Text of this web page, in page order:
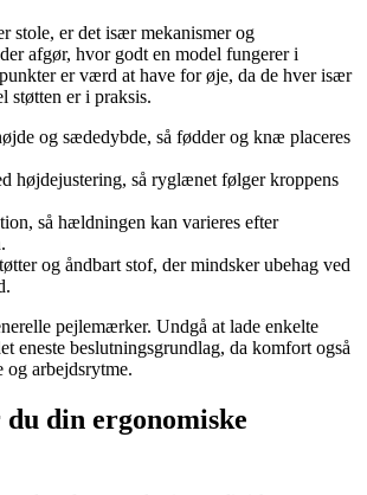
stole, er det især mekanismer og
afgør, hvor godt en model fungerer i
er værd at have for øje, da de hver især
støtten er i praksis.
og sædedybde, så fødder og knæ placeres
højdejustering, så ryglænet følger kroppens
så hældningen kan varieres efter
og åndbart stof, der mindsker ubehag ved
pejlemærker. Undgå at lade enkelte
eneste beslutningsgrundlag, da komfort også
arbejdsrytme.
din ergonomiske